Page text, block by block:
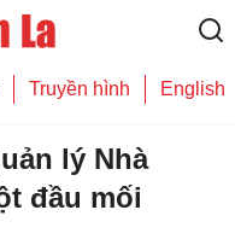
Truyền hình English
lý Nhà
đầu mối